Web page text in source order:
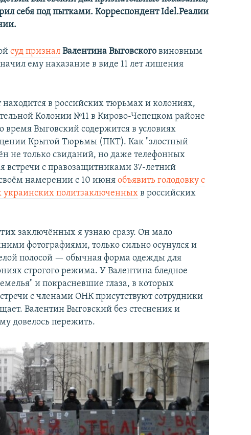
себя под пытками. Корреспондент Idel.Реалии
суд признал Валентина Выговского виновным
ему наказание в виде 11 лет лишения
в российских тюрьмах и колониях,
Колонии №11 в Кирово-Чепецком районе
время Выговский содержится в условиях
Крытой Тюрьмы (ПКТ). Как "злостный
не только свиданий, но даже телефонных
встречи с правозащитниками 37-летний
намерении с 10 июняобъявить голодовку с
украинских политзаключенных в российских
заключённых я узнаю сразу. Он мало
фотографиями, только сильно осунулся и
полосой — обычная форма одежды для
строгого режима. У Валентина бледное
и покрасневшие глаза, в которых
с членами ОНК присутствуют сотрудники
Валентин Выговский без стеснения и
довелось пережить.